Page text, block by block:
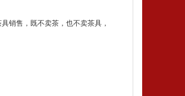
销售，既不卖茶，也不卖茶具，